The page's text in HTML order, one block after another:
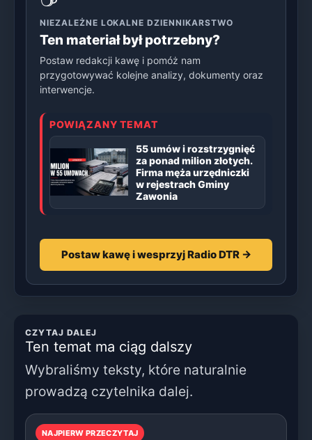
NIEZALEŻNE LOKALNE DZIENNIKARSTWO
Ten materiał był potrzebny?
Postaw redakcji kawę i pomóż nam
przygotowywać kolejne analizy, dokumenty oraz
interwencje.
POWIĄZANY TEMAT
55 umów i rozstrzygnięć
za ponad milion złotych.
Firma męża urzędniczki
w rejestrach Gminy
Zawonia
Postaw kawę i wesprzyj Radio DTR →
CZYTAJ DALEJ
Ten temat ma ciąg dalszy
Wybraliśmy teksty, które naturalnie
prowadzą czytelnika dalej.
NAJPIERW PRZECZYTAJ